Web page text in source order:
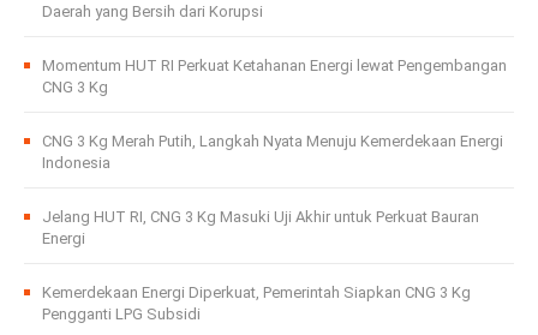
Daerah yang Bersih dari Korupsi
Momentum HUT RI Perkuat Ketahanan Energi lewat Pengembangan
CNG 3 Kg
CNG 3 Kg Merah Putih, Langkah Nyata Menuju Kemerdekaan Energi
Indonesia
Jelang HUT RI, CNG 3 Kg Masuki Uji Akhir untuk Perkuat Bauran
Energi
Kemerdekaan Energi Diperkuat, Pemerintah Siapkan CNG 3 Kg
Pengganti LPG Subsidi